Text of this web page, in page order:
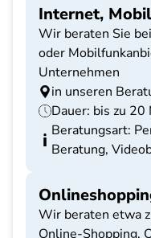
Internet,
Wir beraten Sie
oder
Unternehmen
in unseren
Dauer: bis zu 20
Beratungsart:
Beratung,
Wir beraten etwa
Online-Shopping,